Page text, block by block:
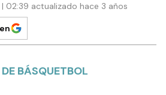
02:39 actualizado hace 3 años
BÁSQUETBOL